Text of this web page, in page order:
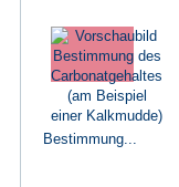
Bestimmung...